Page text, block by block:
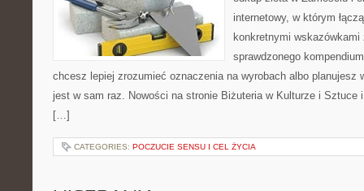
internetowy, w którym
konkretnymi
sprawdzonego
chcesz lepiej zrozumieć oznaczenia na wyrobach albo planujesz
jest w sam raz. Nowości na stronie Biżuteria w Kulturze i Sztuce
[…]
CATEGORIES: POCZUCIE SENSU I CEL ŻYCIA